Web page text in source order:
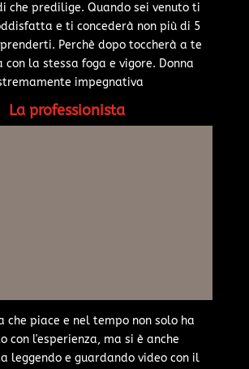
che predilige. Quando sei venuto ti
e ti concederà non più di 5
Perchè dopo toccherà a te
la stessa foga e vigore. Donna
impegnativa
La professionista
che piace e nel tempo non solo ha
con l'esperienza, ma si è anche
leggendo e guardando video con il